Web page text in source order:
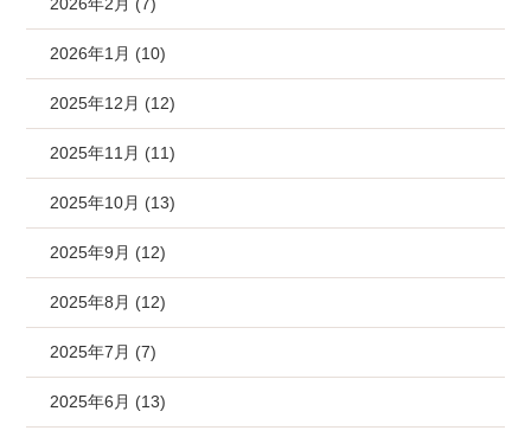
2026年1月 (10)
2025年12月 (12)
2025年11月 (11)
2025年10月 (13)
2025年9月 (12)
2025年8月 (12)
2025年7月 (7)
2025年6月 (13)